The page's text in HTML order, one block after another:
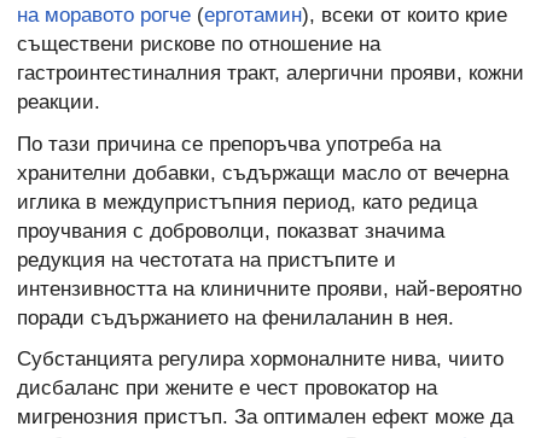
на моравото рогче (ерготамин), всеки от които крие
съществени рискове по отношение на
гастроинтестиналния тракт, алергични прояви, кожни
реакции.
По тази причина се препоръчва употреба на
хранителни добавки, съдържащи масло от вечерна
иглика в междупристъпния период, като редица
проучвания с доброволци, показват значима
редукция на честотата на пристъпите и
интензивността на клиничните прояви, най-вероятно
поради съдържанието на фенилаланин в нея.
Субстанцията регулира хормоналните нива, чиито
дисбаланс при жените е чест провокатор на
мигренозния пристъп. За оптимален ефект може да